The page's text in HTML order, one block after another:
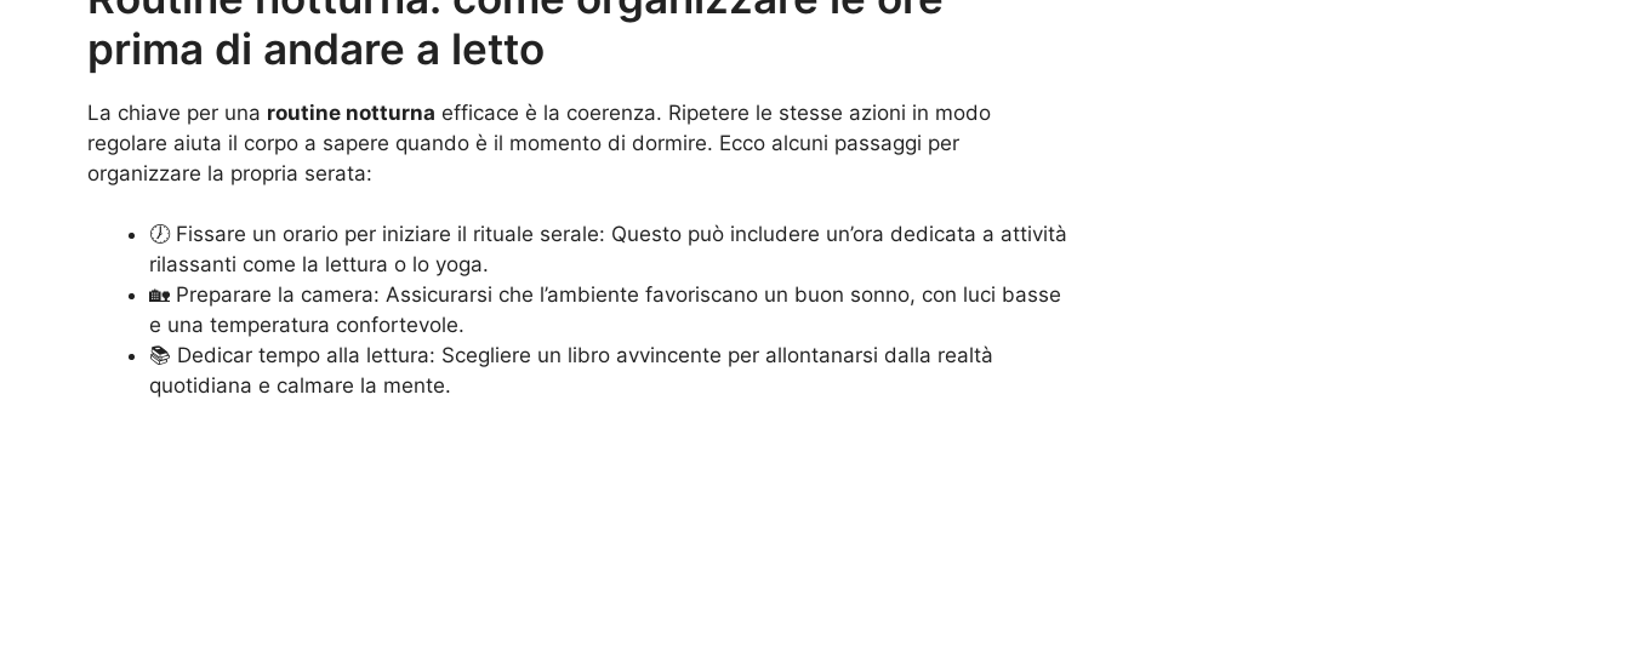
prima di andare a letto
La chiave per una routine notturna efficace è la coerenza. Ripetere le stesse azioni in modo
regolare aiuta il corpo a sapere quando è il momento di dormire. Ecco alcuni passaggi per
organizzare la propria serata:
🕖 Fissare un orario per iniziare il rituale serale: Questo può includere un’ora dedicata a attività
rilassanti come la lettura o lo yoga.
🏡 Preparare la camera: Assicurarsi che l’ambiente favoriscano un buon sonno, con luci basse
e una temperatura confortevole.
📚 Dedicar tempo alla lettura: Scegliere un libro avvincente per allontanarsi dalla realtà
quotidiana e calmare la mente.